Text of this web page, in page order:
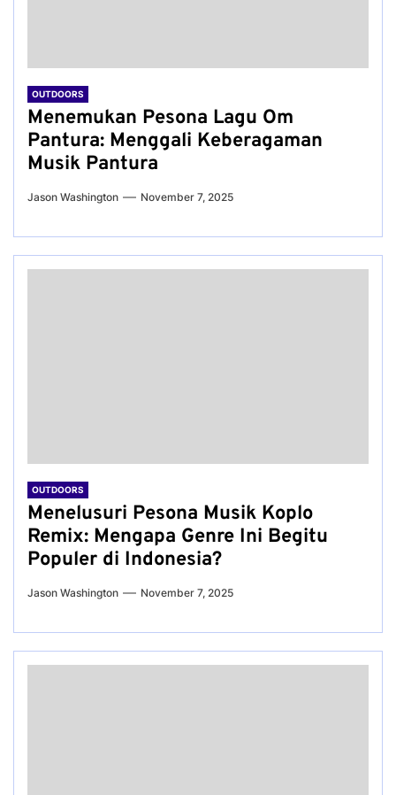
OUTDOORS
Menemukan Pesona Lagu Om
Pantura: Menggali Keberagaman
Musik Pantura
Jason Washington November 7, 2025
OUTDOORS
Menelusuri Pesona Musik Koplo
Remix: Mengapa Genre Ini Begitu
Populer di Indonesia?
Jason Washington November 7, 2025